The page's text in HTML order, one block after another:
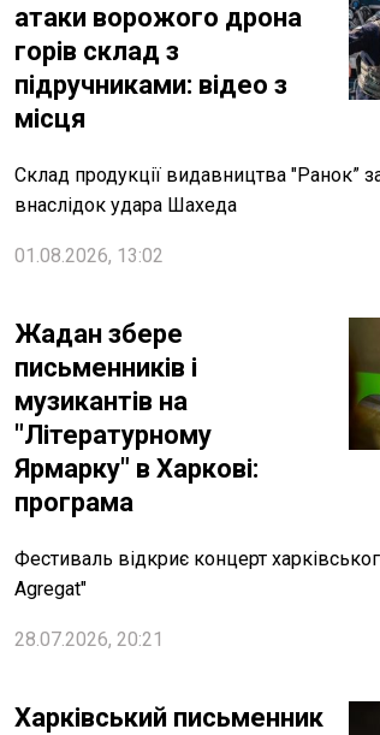
атаки ворожого дрона
горів склад з
підручниками: відео з
місця
Склад продукції видавництва "Ранок”
внаслідок удара Шахеда
01.08.2026, 13:02
Жадан збере
письменників і
музикантів на
"Літературному
Ярмарку" в Харкові:
програма
Фестиваль відкриє концерт
Agregat"
28.07.2026, 20:21
Харківський письменник